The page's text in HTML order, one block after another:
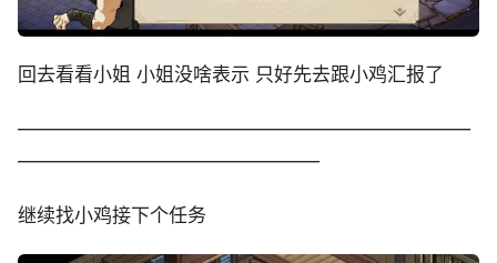
回去看看小姐 小姐没啥表示 只好先去跟小鸡汇报了
————————————————————————
————————————————
继续找小鸡接下个任务